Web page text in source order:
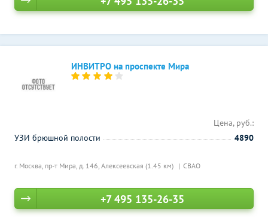
ИНВИТРО на проспекте Мира
г. Москва, пр-т Мира, д. 146, Алексеевская (1.45 км) СВАО
Цена, руб.:
УЗИ брюшной полости
4890
+7 495 135-26-35